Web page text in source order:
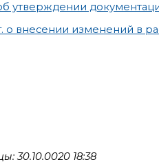
утверждении
о внесении изменений в
30.10.0020 18:38